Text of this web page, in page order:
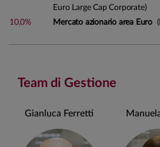
Euro Large Cap Corporate)
10,0%
Mercato azionario area Euro
Team di Gestione
Gianluca Ferretti